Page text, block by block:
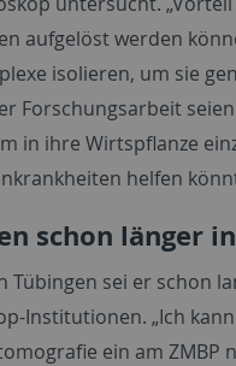
aufgelöst werden
isolieren, um sie
Forschungsarbeit
in ihre Wirtspflanze
helfen
schon länger
Tübingen sei er schon
Institutionen. „Ich
ein am ZMBP